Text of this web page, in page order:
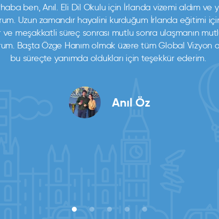
ben, Anıl. Eli Dil Okulu için İrlanda vizemi aldım ve
Uzun zamandır hayalini kurduğum İrlanda eğitimi
ve meşakkatli süreç sonrası mutlu sonra ulaşmanın
Başta Özge Hanım olmak üzere tüm Global Vizyon
bu süreçte yanımda oldukları için teşekkür ederim.
Anıl Öz
Merhabalar, ben Deniz Ecemnur Sevinç. Medipol Üniversitesi Uluslararası
Ticaret ve Finansman mezunuyum. Uzun bir bekleyişin ardından sonunda
İrlanda vizeleri açıldı ve vakit kaybetmeden başvurdum. Danışmanım
olan danışmanım Merve Ortakçı’ya ve tüm Global Vizyon ailesine çok
teşekkür ederim.
Deniz Ecemnur Sevinç